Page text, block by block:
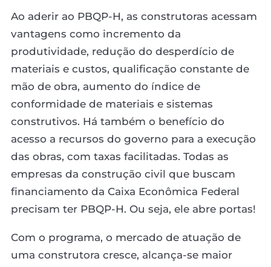
Ao aderir ao PBQP-H, as construtoras acessam
vantagens como incremento da
produtividade, redução do desperdício de
materiais e custos, qualificação constante de
mão de obra, aumento do índice de
conformidade de materiais e sistemas
construtivos. Há também o benefício do
acesso a recursos do governo para a execução
das obras, com taxas facilitadas. Todas as
empresas da construção civil que buscam
financiamento da Caixa Econômica Federal
precisam ter PBQP-H. Ou seja, ele abre portas!
Com o programa, o mercado de atuação de
uma construtora cresce, alcança-se maior